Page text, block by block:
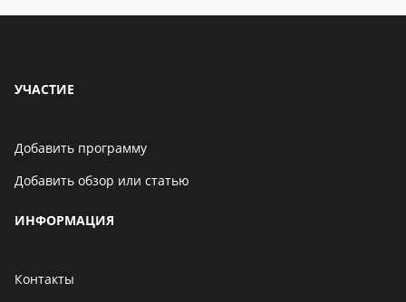
УЧАСТИЕ
Добавить программу
Добавить обзор или статью
ИНФОРМАЦИЯ
Контакты